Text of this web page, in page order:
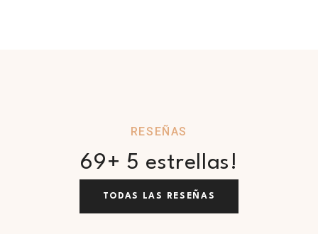
RESEÑAS
69+ 5 estrellas!
TODAS LAS RESEÑAS